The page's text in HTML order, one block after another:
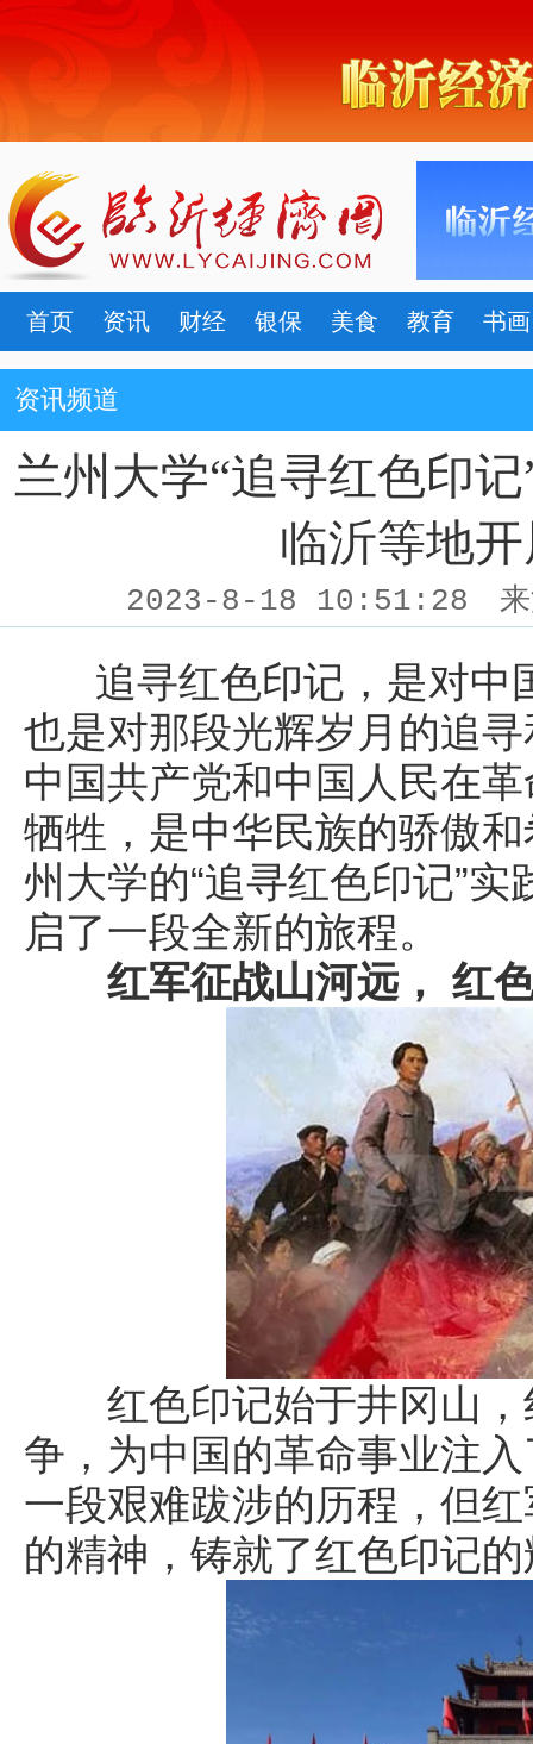
首页 资讯 财经 银保 美食 教育 书画
资讯频道
兰州大学“追寻红色印
临沂等地
2023-8-18 10:51:28
追寻红色印记，是对中
也是对那段光辉岁月的追
中国共产党和中国人民在
牺牲，是中华民族的骄傲
州大学的“追寻红色印记”
启了一段全新的旅程。
红军征战山河远， 红
红色印记始于井冈山，
争，为中国的革命事业注
一段艰难跋涉的历程，但
的精神，铸就了红色印记